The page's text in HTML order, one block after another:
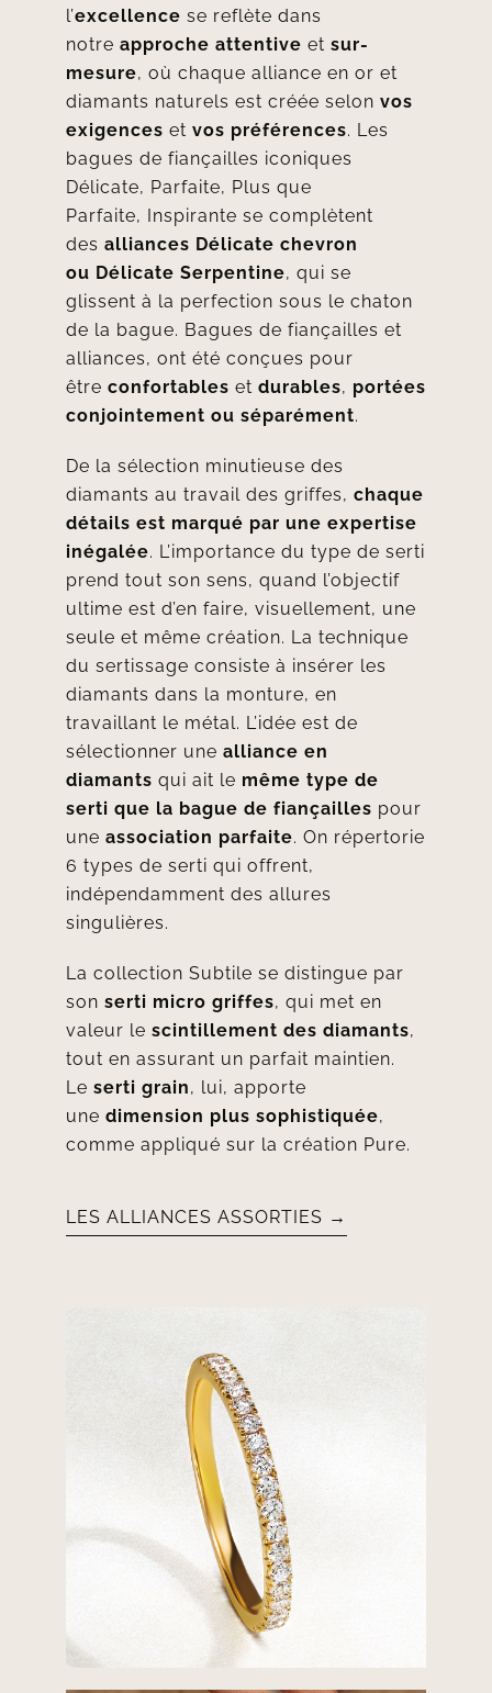
l’excellence se reflète dans
notre approche attentive et sur-
mesure, où chaque alliance en or et
diamants naturels est créée selon vos
exigences et vos préférences. Les
bagues de fiançailles iconiques
Délicate, Parfaite, Plus que
Parfaite, Inspirante se complètent
des alliances Délicate chevron
ou Délicate Serpentine, qui se
glissent à la perfection sous le chaton
de la bague. Bagues de fiançailles et
alliances, ont été conçues pour
être confortables et durables, portées
conjointement ou séparément.
De la sélection minutieuse des
diamants au travail des griffes, chaque
détails est marqué par une expertise
inégalée. L’importance du type de serti
prend tout son sens, quand l’objectif
ultime est d’en faire, visuellement, une
seule et même création. La technique
du sertissage consiste à insérer les
diamants dans la monture, en
travaillant le métal. L’idée est de
sélectionner une alliance en
diamants qui ait le même type de
serti que la bague de fiançailles pour
une association parfaite. On répertorie
6 types de serti qui offrent,
indépendamment des allures
singulières.
La collection Subtile se distingue par
son serti micro griffes, qui met en
valeur le scintillement des diamants,
tout en assurant un parfait maintien.
Le serti grain, lui, apporte
une dimension plus sophistiquée,
comme appliqué sur la création Pure.
LES ALLIANCES ASSORTIES →